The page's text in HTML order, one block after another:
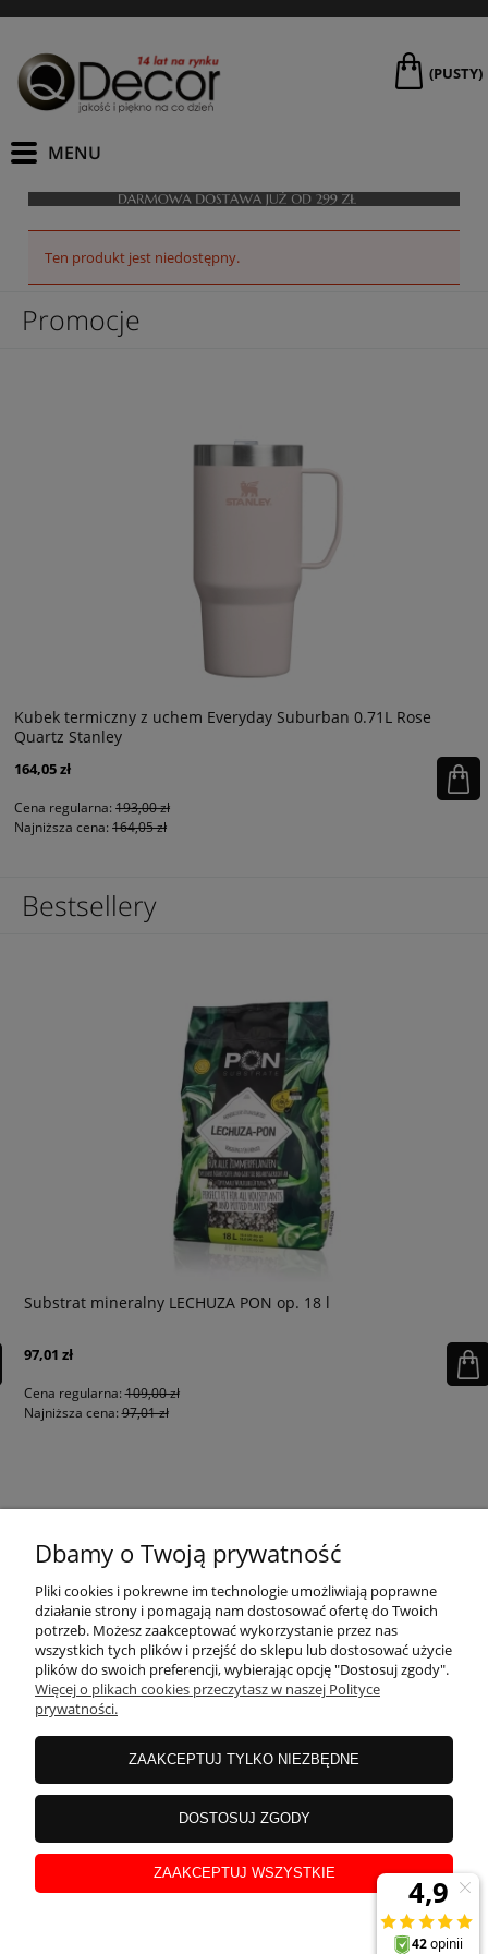
(PUSTY)
Ten produkt jest niedostępny.
Promocje
Kubek termiczny z uchem Everyday Suburban 0.71L Rose
Quartz Stanley
164,05 zł
Cena regularna: 193,00 zł
Najniższa cena: 164,05 zł
Bestsellery
Substrat mineralny LECHUZA PON op. 18 l
97,01 zł
Cena regularna:109,00 zł
Najniższa cena:97,01 zł
MOJE KONTO
PŁATNOŚCI I DOSTAWA
INFORMACJE
INSTRUKCJE
O NAS
Dbamy o Twoją prywatność
Pliki cookies i pokrewne im technologie umożliwiają poprawne
działanie strony i pomagają nam dostosować ofertę do Twoich
potrzeb. Możesz zaakceptować wykorzystanie przez nas
wszystkich tych plików i przejść do sklepu lub dostosować użycie
plików do swoich preferencji, wybierając opcję "Dostosuj zgody".
Więcej o plikach cookies przeczytasz w naszej Polityce
prywatności.
ZAAKCEPTUJ TYLKO NIEZBĘDNE
DOSTOSUJ ZGODY
ZAAKCEPTUJ WSZYSTKIE